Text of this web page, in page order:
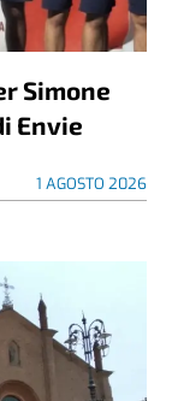
Simone
Envie
1 AGOSTO 2026